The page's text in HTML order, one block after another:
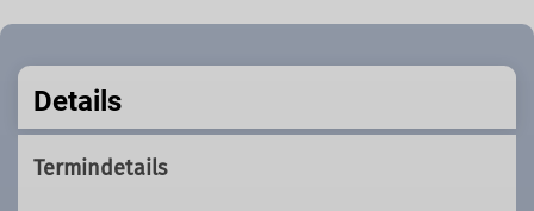
Details
Termindetails